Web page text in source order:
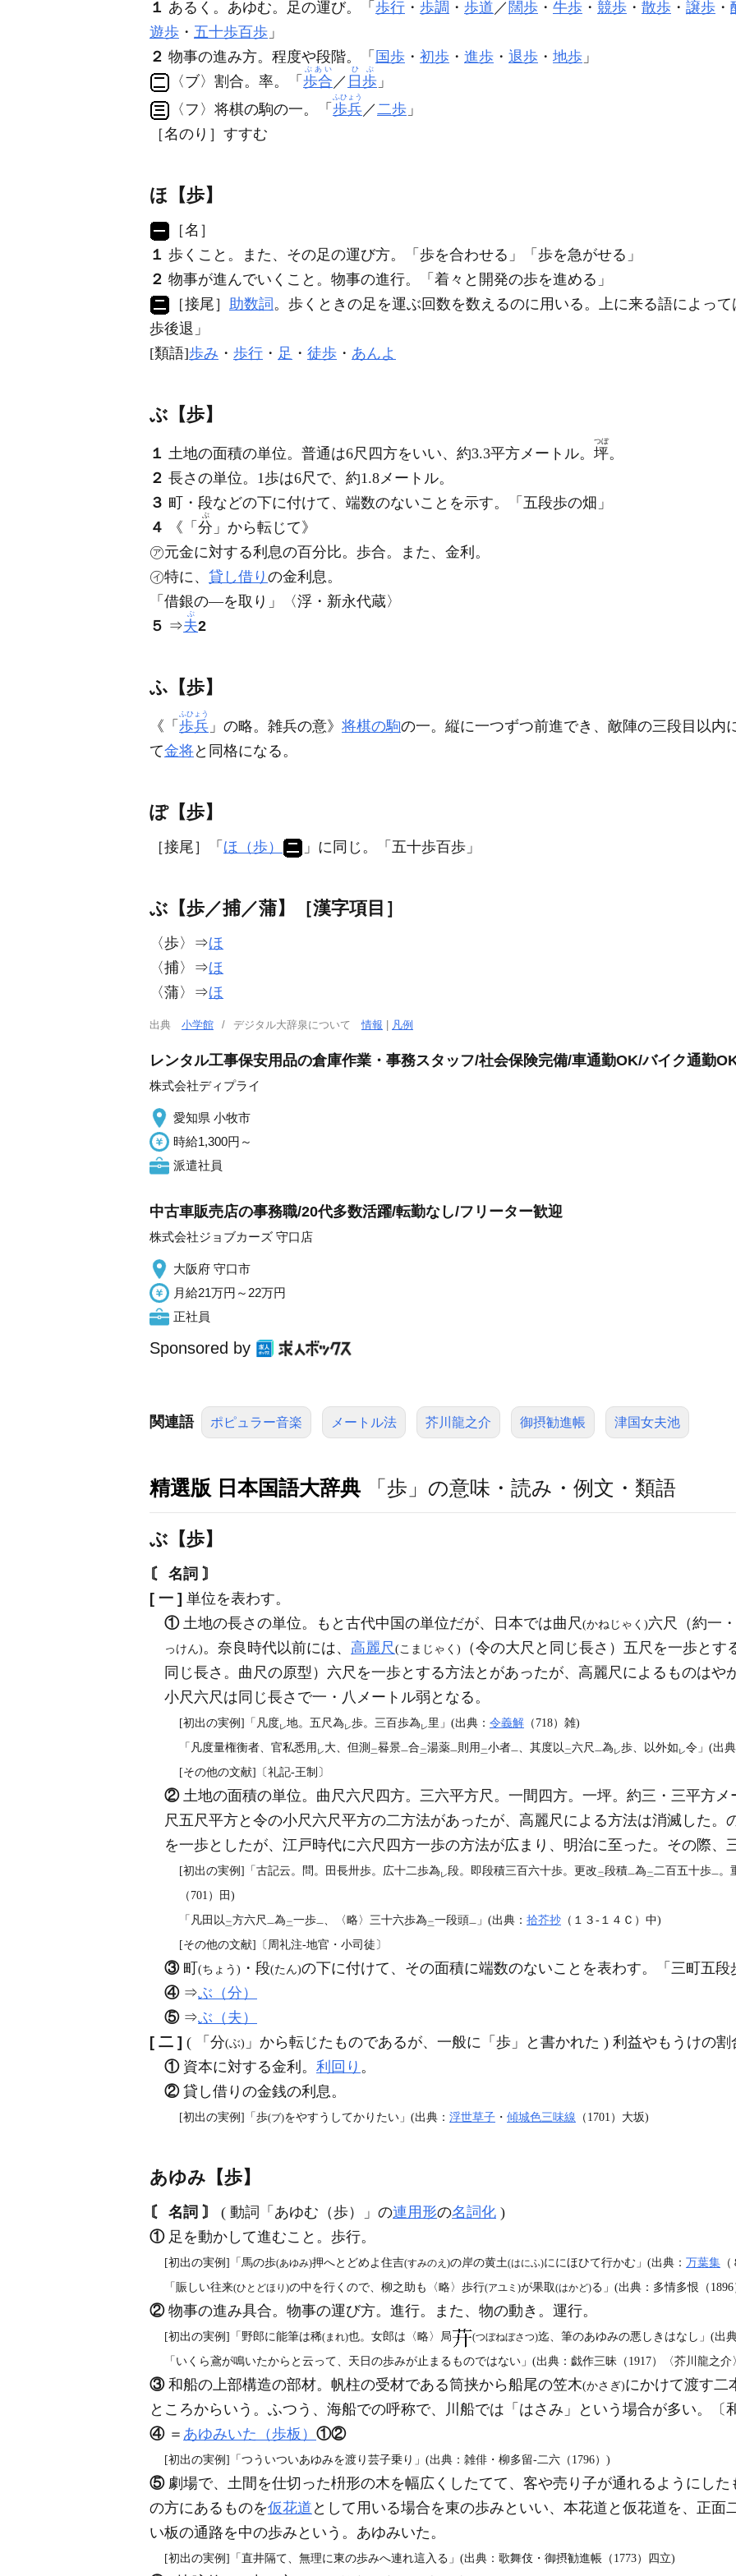
１ あるく。あゆむ。足の運び。「 歩行 ・ 歩調 ・ 歩道 ／ 闊歩 ・ 牛歩 ・ 競歩 ・ 散歩 ・ 譲歩 ・
遊歩 ・ 五十歩百歩 」
２ 物事の進み方。程度や段階。「 国歩 ・ 初歩 ・ 進歩 ・ 退歩 ・ 地歩 」
〈ブ〉割合。率。「 歩合
ぶあい
／ 日歩
ひぶ
」
〈フ〉将棋の駒の一。「 歩兵
ふひょう
／ 二歩 」
［名のり］すすむ
ほ【歩】
［名］
１ 歩くこと。また、その足の運び方。「 歩を合わせる」「 歩を急がせる」
２ 物事が進んでいくこと。物事の進行。「着々と開発の歩を進める」
［接尾］ 助数詞。歩くときの足を運ぶ回数を数えるのに用いる。上に来る語によっ
歩後退」
[類語]歩み ・ 歩行 ・ 足 ・ 徒歩 ・ あんよ
ぶ【歩】
１ 土地の面積の単位。普通は6尺四方をいい、約3.3平方メートル。 坪
つぼ
。
２ 長さの単位。1歩は6尺で、約1.8メートル。
３ 町・段などの下に付けて、端数のないことを示す。「五段歩の畑」
４
《「 分
ぶ
」から転じて》
㋐元金に対する利息の百分比。歩合。また、金利。
㋑特に、 貸し借り の金利息。
「借銀の―を取り」〈浮・新永代蔵〉
５ ⇒夫
ぶ
2
ふ【歩】
《「 歩兵
ふひょう
」の略。雑兵の意》 将棋の駒の一。縦に一つずつ前進でき、敵陣の三段目以内
て金将と同格になる。
ぽ【歩】
［接尾］ 「 ほ（歩） 」に同じ。「五十歩百歩 」
ぶ【歩／捕／蒲】［漢字項目］
〈歩〉⇒ほ
〈捕〉⇒ほ
〈蒲〉⇒ほ
出典 小学館 デジタル大辞泉について情報 凡例
レンタル工事保安用品の倉庫作業・事務スタッフ/社会保険完備/車通勤OK/バイク通勤
株式会社ディプライ
愛知県 小牧市
時給1,300円～
派遣社員
中古車販売店の事務職/20代多数活躍/転勤なし/フリーター歓迎
株式会社ジョブカーズ 守口店
大阪府 守口市
月給21万円～22万円
正社員
Sponsored by
関連語 ポピュラー音楽 メートル法 芥川龍之介 御摂勧進帳 津国女夫池
精選版 日本国語大辞典 「歩」の意味・読み・例文・類語
ぶ【歩】
〘 名詞 〙
[ 一 ] 単位を表わす。
①土地の長さの単位。もと古代中国の単位だが、日本では曲尺(かねじゃく)六尺（約一
っけん)。奈良時代以前には、 高麗尺(こまじゃく)
（令の大尺と同じ長さ）五尺を一歩と
同じ長さ。曲尺の原型）六尺を一歩とする方法とがあったが、高麗尺によるものはや
小尺六尺は同じ長さで一・八メートル弱となる。
[初出の実例]「凡度レ地。五尺為 レ歩。三百歩為 レ 里」(出典： 令義解 （718）雑)
「凡度量権衡者、官私悉用 レ 大、但測 二晷景一合 二湯薬一則用 二小者一 、其度以 二六尺 一為 レ歩、以外如 レ令」(出
[その他の文献]〔礼記‐王制〕
②土地の面積の単位。曲尺六尺四方。三六平方尺。一間四方。一坪。約三・三平方
尺五尺平方と令の小尺六尺平方の二方法があったが、高麗尺による方法は消滅した。
を一歩としたが、江戸時代に六尺四方一歩の方法が広まり、明治に至った。その際、
[初出の実例]「古記云。問。田長卅歩。広十二歩為 レ段。即段積三百六十歩。更改 二段積一為 二 二百五十歩一 。
（701）田)
「凡田以 二方六尺 一為 二一歩一 、〈略〉三十六歩為 二一段頭一 」(出典： 拾芥抄 （１３‐１４Ｃ）中)
[その他の文献]〔周礼注‐地官・小司徒〕
③町(ちょう) ・段(たん)の下に付けて、その面積に端数のないことを表わす。「三町五段
④⇒ぶ（分）
⑤⇒ぶ（夫）
[ 二 ] ( 「分(ぶ) 」から転じたものであるが、一般に「歩」と書かれた ) 利益やもうけの割
①資本に対する金利。 利回り 。
②貸し借りの金銭の利息。
[初出の実例]「歩(ブ)をやすうしてかりたい」(出典： 浮世草子 ・ 傾城色三味線 （1701）大坂)
あゆみ【歩】
〘 名詞 〙 ( 動詞「あゆむ（歩）」の連用形の名詞化 )
①足を動かして進むこと。歩行。
[初出の実例]「馬の歩(あゆみ)押へとどめよ住吉(すみのえ)の岸の黄土(はにふ)ににほひて行かむ」(出典： 万葉集
「賑しい往来(ひとどほり)の中を行くので、柳之助も〈略〉歩行(アユミ)が果取(はかど)る」(出典：多情多恨（
②物事の進み具合。物事の運び方。進行。また、物の動き。運行。
[初出の実例]「野郎に能筆は稀(まれ)也。女郎は〈略〉局 (つぼねぼさつ)迄、筆のあゆみの悪しきはなし」(出
「いくら鳶が鳴いたからと云って、天日の歩みが止まるものではない」(出典：戯作三昧（1917）〈芥川龍之介
③和船の上部構造の部材。帆柱の受材である筒挟から船尾の笠木(かさぎ)にかけて渡す二
ところからいう。ふつう、海船での呼称で、川船では「はさみ」という場合が多い。〔
④＝ あゆみいた（歩板） ①②
[初出の実例]「つういついあゆみを渡り芸子乗り」(出典：雑俳・柳多留‐二六（1796）)
⑤劇場で、土間を仕切った枡形の木を幅広くしたてて、客や売り子が通れるようにし
の方にあるものを仮花道 として用いる場合を東の歩みといい、本花道と仮花道を、正面
い板の通路を中の歩みという。あゆみいた。
[初出の実例]「直井隔て、無理に東の歩みへ連れ這入る」(出典：歌舞伎・御摂勧進帳（1773）四立)